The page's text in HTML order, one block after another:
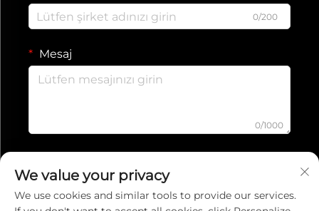
0/200
Mesaj
0/1000
Gönder
We value your privacy
We use cookies and similar tools to provide our services.